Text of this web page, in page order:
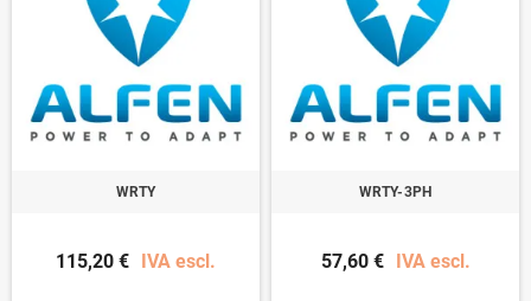
WRTY
115,20 € IVA escl.
WRTY-3PH
57,60 € IVA escl.